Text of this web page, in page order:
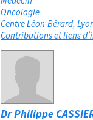
Oncologie
Centre Léon-Bérard
Contributions et liens
Dr Philippe